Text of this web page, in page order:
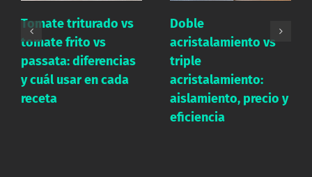
Doble
acristalamiento vs
triple
acristalamiento:
aislamiento, precio y
Sal marina vs sal
yodada: diferencias
nutricionales, usos y
mitos frecuentes